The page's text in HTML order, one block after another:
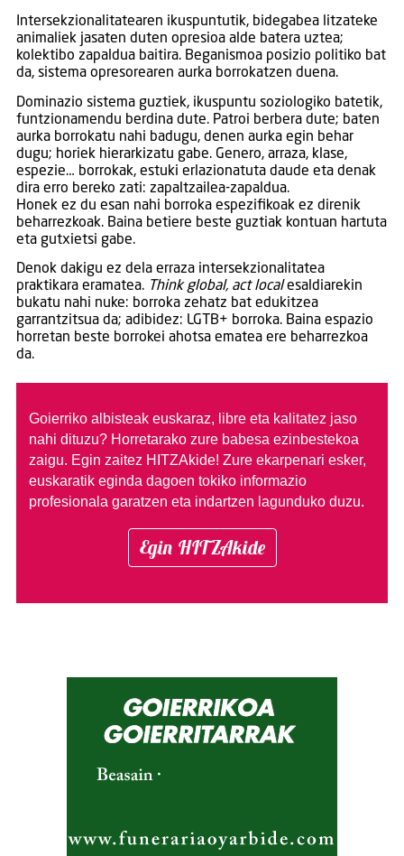
Intersekzionalitatearen ikuspuntutik, bidegabea litzateke
animaliek jasaten duten opresioa alde batera uztea;
kolektibo zapaldua baitira. Beganismoa posizio politiko bat
da, sistema opresorearen aurka borrokatzen duena.
Dominazio sistema guztiek, ikuspuntu soziologiko batetik,
funtzionamendu berdina dute. Patroi berbera dute; baten
aurka borrokatu nahi badugu, denen aurka egin behar
dugu; horiek hierarkizatu gabe. Genero, arraza, klase,
espezie… borrokak, estuki erlazionatuta daude eta denak
dira erro bereko zati: zapaltzailea-zapaldua.
Honek ez du esan nahi borroka espezifikoak ez direnik
beharrezkoak. Baina betiere beste guztiak kontuan hartuta
eta gutxietsi gabe.
Denok dakigu ez dela erraza intersekzionalitatea
praktikara eramatea. Think global, act localesaldiarekin
bukatu nahi nuke: borroka zehatz bat edukitzea
garrantzitsua da; adibidez: LGTB+ borroka. Baina espazio
horretan beste borrokei ahotsa ematea ere beharrezkoa
da.
Goierriko albisteak euskaraz, libre eta kalitatez jaso
nahi dituzu? Horretarako zure babesa ezinbestekoa
zaigu. Egin zaitez HITZAkide! Zure ekarpenari esker,
euskaratik eginda dagoen tokiko informazio
profesionala garatzen eta indartzen lagunduko duzu.
Egin HITZAkide